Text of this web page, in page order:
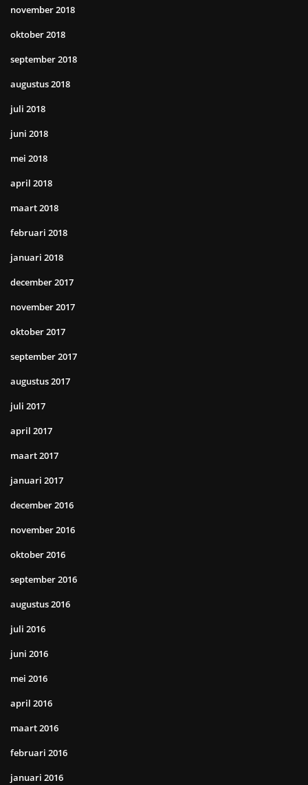
november 2018
oktober 2018
september 2018
augustus 2018
juli 2018
juni 2018
mei 2018
april 2018
maart 2018
februari 2018
januari 2018
december 2017
november 2017
oktober 2017
september 2017
augustus 2017
juli 2017
april 2017
maart 2017
januari 2017
december 2016
november 2016
oktober 2016
september 2016
augustus 2016
juli 2016
juni 2016
mei 2016
april 2016
maart 2016
februari 2016
januari 2016